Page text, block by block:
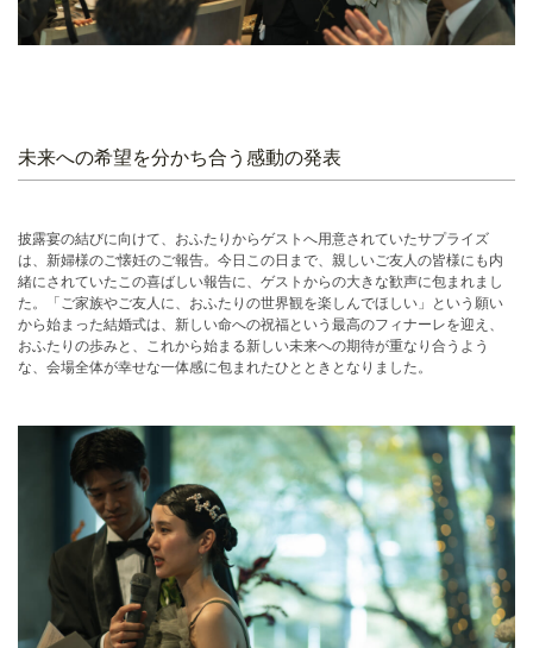
未来への希望を分かち合う感動の発表
披露宴の結びに向けて、おふたりからゲストへ用意されていたサプライズ
は、新婦様のご懐妊のご報告。今日この日まで、親しいご友人の皆様にも内
緒にされていたこの喜ばしい報告に、ゲストからの大きな歓声に包まれまし
た。「ご家族やご友人に、おふたりの世界観を楽しんでほしい」という願い
から始まった結婚式は、新しい命への祝福という最高のフィナーレを迎え、
おふたりの歩みと、これから始まる新しい未来への期待が重なり合うよう
な、会場全体が幸せな一体感に包まれたひとときとなりました。